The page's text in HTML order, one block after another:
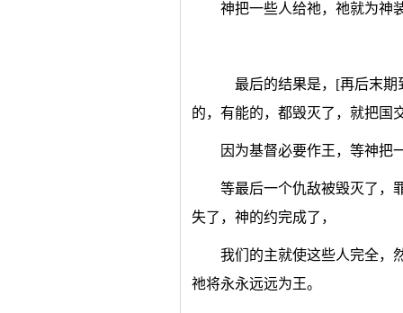
神把一些人给祂，祂就为神
最后的结果是，[再后末期
的，有能的，都毁灭了，就把国
因为基督必要作王，等神把
等最后一个仇敌被毁灭了，
失了，神的约完成了，
我们的主就使这些人完全，
祂将永永远远为王。